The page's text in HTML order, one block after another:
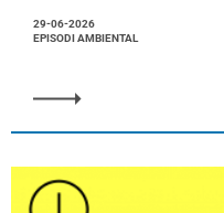
29-06-2026
EPISODI AMBIENTAL